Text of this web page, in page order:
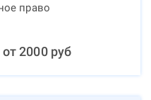
право
от2000руб